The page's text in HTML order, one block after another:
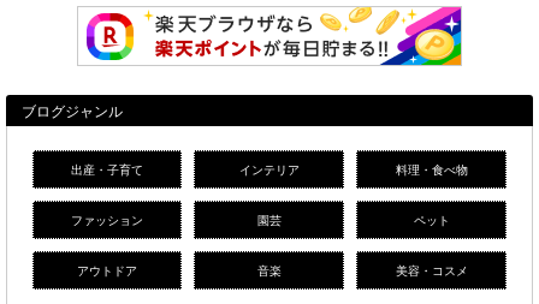
ブログジャンル
出産・子育て インテリア 料理・食べ物
ファッション 園芸 ペット
アウトドア 音楽 美容・コスメ